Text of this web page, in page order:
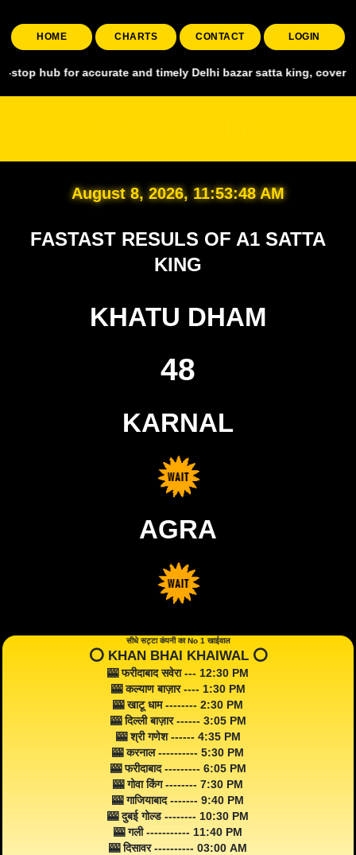
HOME CHARTS CONTACT LOGIN
accurate and timely Delhi bazar satta king, covering all
August 8, 2026, 11:53:50 AM
FASTAST RESULS OF A1 SATTA
KING
KHATU DHAM
48
KARNAL
AGRA
सीधे सट्टा कंपनी का No 1 खाईवाल
⭕️ KHAN BHAI KHAIWAL ⭕️
🎰 फरीदाबाद सवेरा --- 12:30 PM
🎰 कल्याण बाज़ार ---- 1:30 PM
🎰 खाटू धाम -------- 2:30 PM
🎰 दिल्ली बाज़ार ------ 3:05 PM
🎰 श्री गणेश ------ 4:35 PM
🎰 करनाल ---------- 5:30 PM
🎰 फरीदाबाद --------- 6:05 PM
🎰 गोवा किंग -------- 7:30 PM
🎰 गाजियाबाद ------- 9:40 PM
🎰 दुबई गोल्ड -------- 10:30 PM
🎰 गली ----------- 11:40 PM
🎰 दिसावर ---------- 03:00 AM